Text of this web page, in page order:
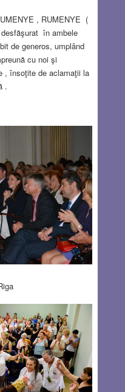
, RUMENYE (
în ambele
de generos, umplând
cu noi şi
, însoţite de aclamaţii la
.